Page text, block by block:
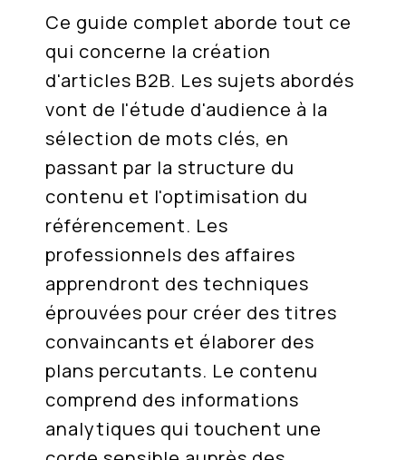
Ce guide complet aborde tout ce
qui concerne la création
d'articles B2B. Les sujets abordés
vont de l'étude d'audience à la
sélection de mots clés, en
passant par la structure du
contenu et l'optimisation du
référencement. Les
professionnels des affaires
apprendront des techniques
éprouvées pour créer des titres
convaincants et élaborer des
plans percutants. Le contenu
comprend des informations
analytiques qui touchent une